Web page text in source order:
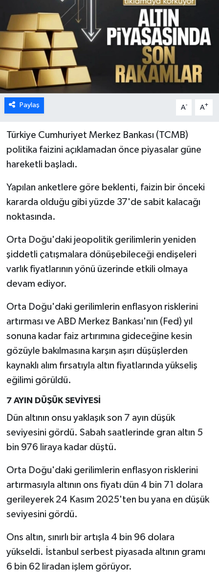
Paylaş A- A+
Türkiye Cumhuriyet Merkez Bankası (TCMB)
politika faizini açıklamadan önce piyasalar güne
hareketli başladı.
Yapılan anketlere göre beklenti, faizin bir önceki
kararda olduğu gibi yüzde 37'de sabit kalacağı
noktasında.
Orta Doğu'daki jeopolitik gerilimlerin yeniden
şiddetli çatışmalara dönüşebileceği endişeleri
varlık fiyatlarının yönü üzerinde etkili olmaya
devam ediyor.
Orta Doğu'daki gerilimlerin enflasyon risklerini
artırması ve ABD Merkez Bankası'nın (Fed) yıl
sonuna kadar faiz artırımına gideceğine kesin
gözüyle bakılmasına karşın aşırı düşüşlerden
kaynaklı alım fırsatıyla altın fiyatlarında yükseliş
eğilimi görüldü.
7 AYIN DÜŞÜK SEVİYESİ
Dün altının onsu yaklaşık son 7 ayın düşük
seviyesini gördü. Sabah saatlerinde gran altın 5
bin 976 liraya kadar düştü.
Orta Doğu'daki gerilimlerin enflasyon risklerini
artırmasıyla altının ons fiyatı dün 4 bin 71 dolara
gerileyerek 24 Kasım 2025'ten bu yana en düşük
seviyesini gördü.
Ons altın, sınırlı bir artışla 4 bin 96 dolara
yükseldi. İstanbul serbest piyasada altının gramı
6 bin 62 liradan işlem görüyor.